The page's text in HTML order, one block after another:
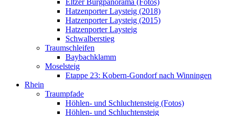
Eltzer Burgpanorama (Fotos)
Hatzenporter Laysteig (2018)
Hatzenporter Laysteig (2015)
Hatzenporter Laysteig
Schwalberstieg
Traumschleifen
Baybachklamm
Moselsteig
Etappe 23: Kobern-Gondorf nach Winningen
Rhein
Traumpfade
Höhlen- und Schluchtensteig (Fotos)
Höhlen- und Schluchtensteig